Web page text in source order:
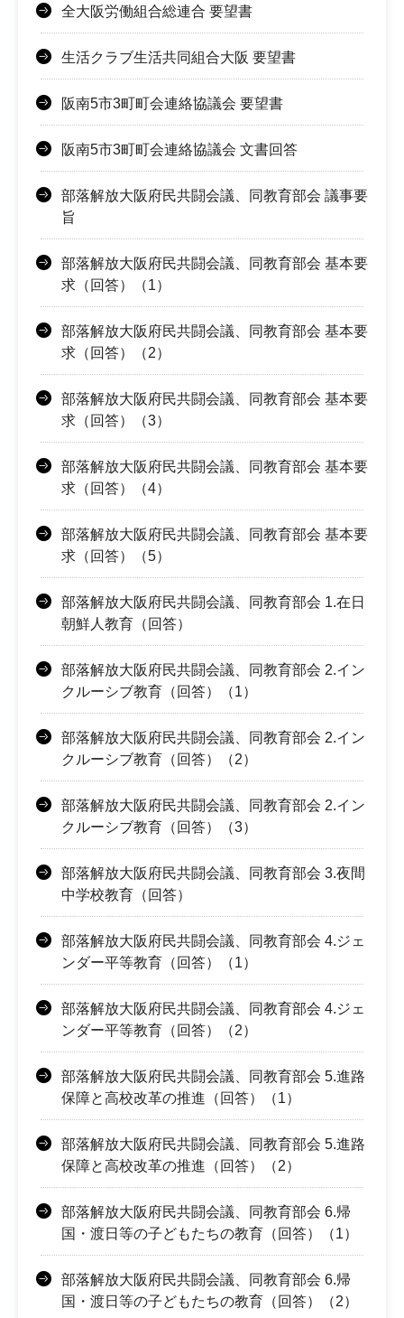
全大阪労働組合総連合 要望書
生活クラブ生活共同組合大阪 要望書
阪南5市3町町会連絡協議会 要望書
阪南5市3町町会連絡協議会 文書回答
部落解放大阪府民共闘会議、同教育部会 議事要
旨
部落解放大阪府民共闘会議、同教育部会 基本要
求（回答）（1）
部落解放大阪府民共闘会議、同教育部会 基本要
求（回答）（2）
部落解放大阪府民共闘会議、同教育部会 基本要
求（回答）（3）
部落解放大阪府民共闘会議、同教育部会 基本要
求（回答）（4）
部落解放大阪府民共闘会議、同教育部会 基本要
求（回答）（5）
部落解放大阪府民共闘会議、同教育部会 1.在日
朝鮮人教育（回答）
部落解放大阪府民共闘会議、同教育部会 2.イン
クルーシブ教育（回答）（1）
部落解放大阪府民共闘会議、同教育部会 2.イン
クルーシブ教育（回答）（2）
部落解放大阪府民共闘会議、同教育部会 2.イン
クルーシブ教育（回答）（3）
部落解放大阪府民共闘会議、同教育部会 3.夜間
中学校教育（回答）
部落解放大阪府民共闘会議、同教育部会 4.ジェ
ンダー平等教育（回答）（1）
部落解放大阪府民共闘会議、同教育部会 4.ジェ
ンダー平等教育（回答）（2）
部落解放大阪府民共闘会議、同教育部会 5.進路
保障と高校改革の推進（回答）（1）
部落解放大阪府民共闘会議、同教育部会 5.進路
保障と高校改革の推進（回答）（2）
部落解放大阪府民共闘会議、同教育部会 6.帰
国・渡日等の子どもたちの教育（回答）（1）
部落解放大阪府民共闘会議、同教育部会 6.帰
国・渡日等の子どもたちの教育（回答）（2）